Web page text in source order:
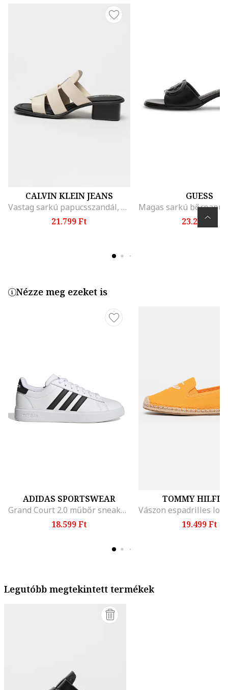
CALVIN KLEIN JEANS
Vastag sarkú papucsszandál, Törtfehér
21.799 Ft
GUESS
23.299 Ft
Nézze meg ezeket is
ADIDAS SPORTSWEAR
Grand Court 2.0 műbőr sneaker, Fehér/Fekete
18.599 Ft
TOMMY
19.499 Ft
Legutóbb megtekintett termékek